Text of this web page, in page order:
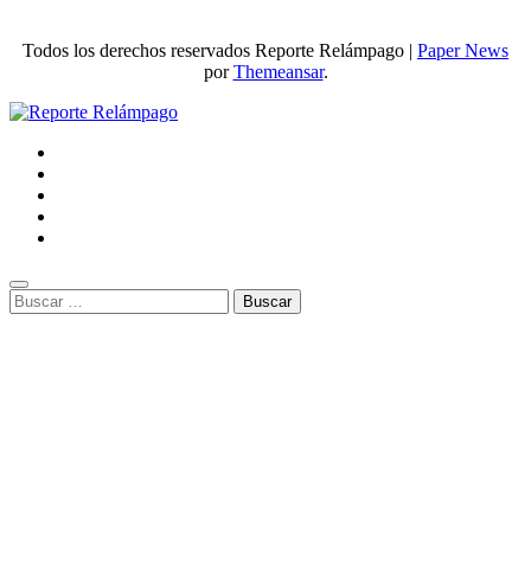
Todos los derechos reservados Reporte Relámpago
Paper News
porThemeansar.
Buscar: